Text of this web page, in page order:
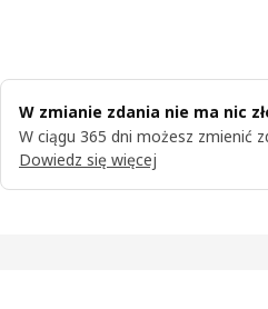
W zmianie zdania nie ma nic
W ciągu 365 dni możesz zmienić
Dowiedz się więcej